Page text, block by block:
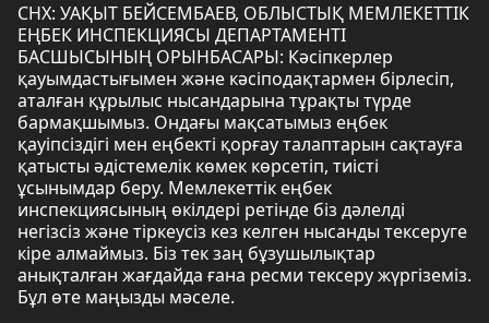
СНХ: УАҚЫТ БЕЙСЕМБАЕВ, ОБЛЫСТЫҚ МЕМЛЕКЕТТІК
ЕҢБЕК ИНСПЕКЦИЯСЫ ДЕПАРТАМЕНТІ
БАСШЫСЫНЫҢ ОРЫНБАСАРЫ: Кәсіпкерлер
қауымдастығымен және кәсіподақтармен бірлесіп,
аталған құрылыс нысандарына тұрақты түрде
бармақшымыз. Ондағы мақсатымыз еңбек
қауіпсіздігі мен еңбекті қорғау талаптарын сақтауға
қатысты әдістемелік көмек көрсетіп, тиісті
ұсынымдар беру. Мемлекеттік еңбек
инспекциясының өкілдері ретінде біз дәлелді
негізсіз және тіркеусіз кез келген нысанды тексеруге
кіре алмаймыз. Біз тек заң бұзушылықтар
анықталған жағдайда ғана ресми тексеру жүргіземіз.
Бұл өте маңызды мәселе.